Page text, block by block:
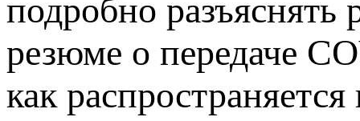
подробно
резюме о передаче
как